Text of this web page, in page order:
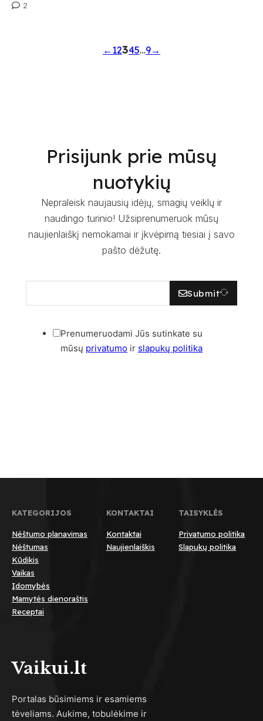
2
← 12345…9→
Prisijunk prie mūsų
nuotykių
Nepraleisk naujausių idėjų, smagių veiklų ir
naudingo turinio! Užsiprenumeruok mūsų
naujienlaiškį nemokamai ir įkvėpimą tiesiai į savo
pašto dėžutę.
Submit
Prenumeruodami Jūs sutinkate su
mūsų privatumo ir slapukų politika
KATEGORIJOS
Nėštumo planavimas
Nėštumas
Kūdikis
Vaikas
Įdomybės
Mamytės dienoraštis
Receptai
KONTAKTAI
Kontaktai
Naujienlaiškis
TAISYKLĖS
Privatumo politika
Slapukų politika
Vaikui.lt
Portalas būsimiems ir esamiems
tėveliams. Aukime, tobulėkime ir